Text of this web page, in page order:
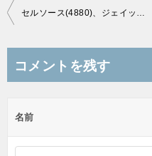
投
ビ
ー
シ
セルソース(4880)、ジェイック(7073)の初値結果！両銘柄ともにストップ高へ！
コメントを残す
名前